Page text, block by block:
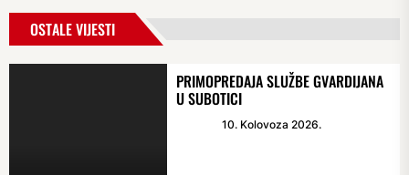
OSTALE VIJESTI
PRIMOPREDAJA SLUŽBE GVARDIJANA
U SUBOTICI
10. Kolovoza 2026.